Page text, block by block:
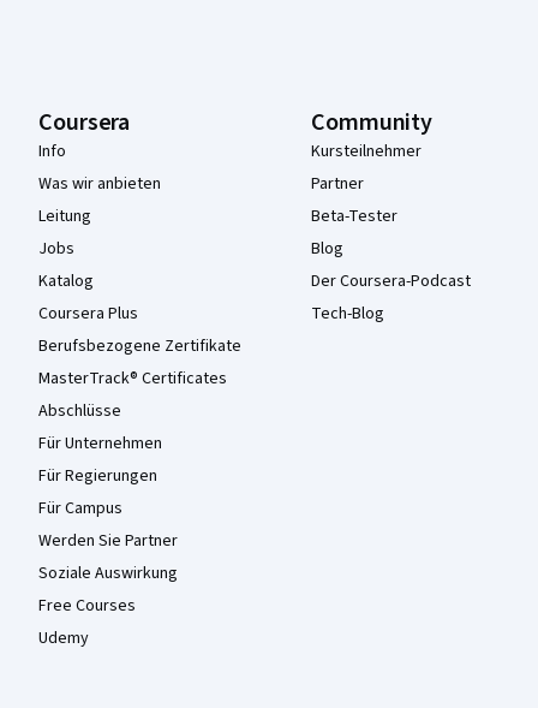
Coursera
Info
Was wir anbieten
Leitung
Jobs
Katalog
Coursera Plus
Berufsbezogene Zertifikate
MasterTrack® Certificates
Abschlüsse
Für Unternehmen
Für Regierungen
Für Campus
Werden Sie Partner
Soziale Auswirkung
Free Courses
Udemy
Community
Kursteilnehmer
Partner
Beta-Tester
Blog
Der Coursera-Podcast
Tech-Blog